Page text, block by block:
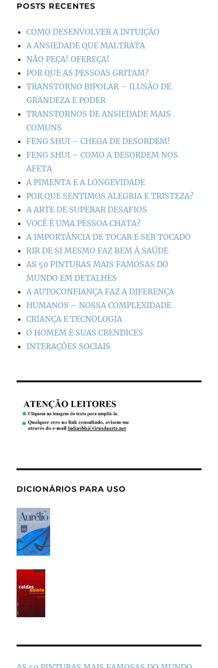
POSTS RECENTES
COMO DESENVOLVER A INTUIÇÃO
A ANSIEDADE QUE MALTRATA
NÃO PEÇA! OFEREÇA!
POR QUE AS PESSOAS GRITAM?
TRANSTORNO BIPOLAR – ILUSÃO DE
GRANDEZA E PODER
TRANSTORNOS DE ANSIEDADE MAIS
COMUNS
FENG SHUI – CHEGA DE DESORDEM!
FENG SHUI – COMO A DESORDEM NOS
AFETA
A PIMENTA E A LONGEVIDADE
POR QUE SENTIMOS ALEGRIA E TRISTEZA?
A ARTE DE SUPERAR DESAFIOS
VOCÊ É UMA PESSOA CHATA?
A IMPORTÂNCIA DE TOCAR E SER TOCADO
RIR DE SI MESMO FAZ BEM À SAÚDE
AS 50 PINTURAS MAIS FAMOSAS DO
MUNDO EM DETALHES
A AUTOCONFIANÇA FAZ A DIFERENÇA
HUMANOS – NOSSA COMPLEXIDADE
CRIANÇA E TECNOLOGIA
O HOMEM E SUAS CRENDICES
INTERAÇÕES SOCIAIS
DICIONÁRIOS PARA USO